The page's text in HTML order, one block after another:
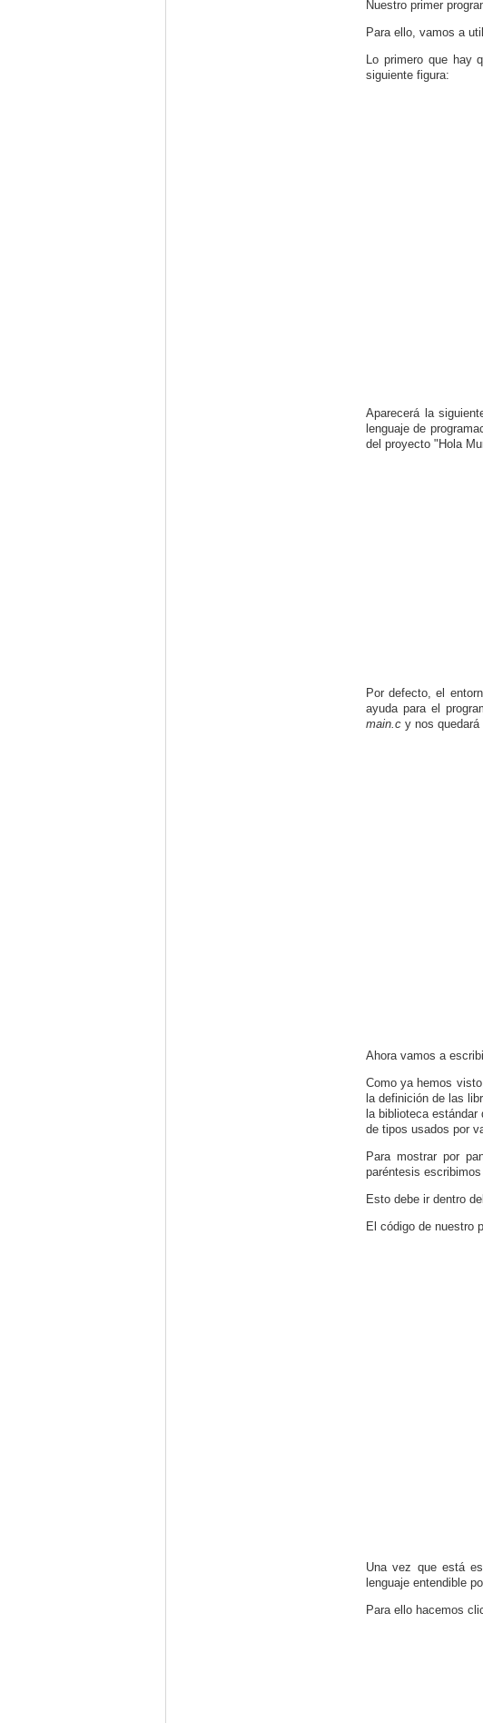
Nuestro primer
Para ello, vamos a
Lo primero que hay
siguiente figura:
Aparecerá la
lenguaje de
del proyecto "Hola
Por defecto, el
ayuda para el
main.c y nos
Ahora vamos a
Como ya hemos
la definición de las
la biblioteca
de tipos usados por
Para mostrar por
paréntesis
Esto debe ir dentro
El código de nuestro
Una vez que está
lenguaje entendible
Para ello hacemos